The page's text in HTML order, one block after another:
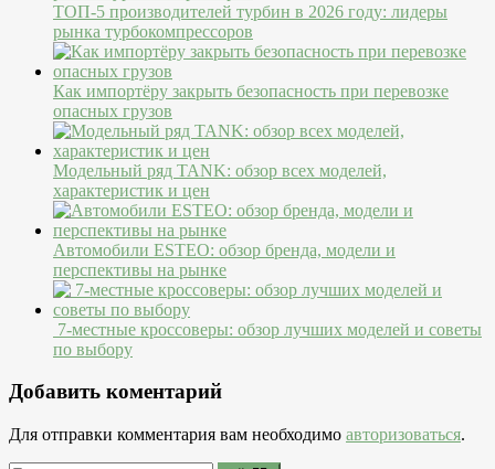
ТОП-5 производителей турбин в 2026 году: лидеры
рынка турбокомпрессоров
Как импортёру закрыть безопасность при перевозке
опасных грузов
Модельный ряд TANK: обзор всех моделей,
характеристик и цен
Автомобили ESTEO: обзор бренда, модели и
перспективы на рынке
7-местные кроссоверы: обзор лучших моделей и советы
по выбору
Добавить коментарий
Для отправки комментария вам необходимо авторизоваться.